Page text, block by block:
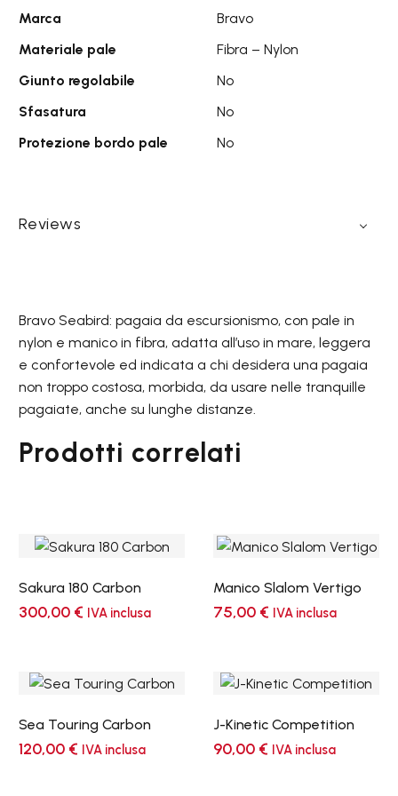
Marca
Bravo
Materiale pale
Fibra – Nylon
Giunto regolabile
No
Sfasatura
No
Protezione bordo pale
No
Reviews
Bravo Seabird: pagaia da escursionismo, con pale in
nylon e manico in fibra, adatta all’uso in mare, leggera
e confortevole ed indicata a chi desidera una pagaia
non troppo costosa, morbida, da usare nelle tranquille
pagaiate, anche su lunghe distanze.
Prodotti correlati
Sakura 180 Carbon
300,00 € IVA inclusa
Manico Slalom Vertigo
75,00 € IVA inclusa
Sea Touring Carbon
120,00 € IVA inclusa
J-Kinetic Competition
90,00 € IVA inclusa